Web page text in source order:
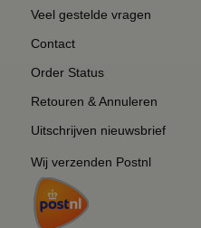
Veel gestelde vragen
Contact
Order Status
Retouren & Annuleren
Uitschrijven nieuwsbrief
Wij verzenden Postnl